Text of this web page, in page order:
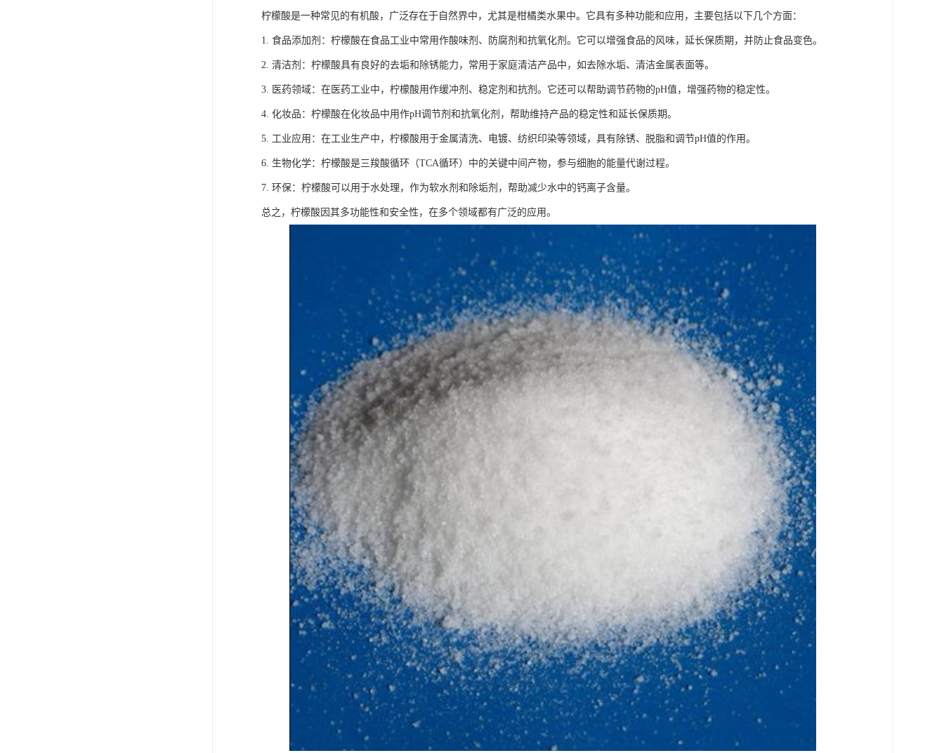
柠檬酸是一种常见的有机酸，广泛存在于自然界中，尤其是柑橘类水果中。它具有多种功能和应用，主要包括以下几个方面：
1. 食品添加剂：柠檬酸在食品工业中常用作酸味剂、防腐剂和抗氧化剂。它可以增强食品的风味，延长保质期，并防止食品变色。
2. 清洁剂：柠檬酸具有良好的去垢和除锈能力，常用于家庭清洁产品中，如去除水垢、清洁金属表面等。
3. 医药领域：在医药工业中，柠檬酸用作缓冲剂、稳定剂和抗剂。它还可以帮助调节药物的pH值，增强药物的稳定性。
4. 化妆品：柠檬酸在化妆品中用作pH调节剂和抗氧化剂，帮助维持产品的稳定性和延长保质期。
5. 工业应用：在工业生产中，柠檬酸用于金属清洗、电镀、纺织印染等领域，具有除锈、脱脂和调节pH值的作用。
6. 生物化学：柠檬酸是三羧酸循环（TCA循环）中的关键中间产物，参与细胞的能量代谢过程。
7. 环保：柠檬酸可以用于水处理，作为软水剂和除垢剂，帮助减少水中的钙离子含量。
总之，柠檬酸因其多功能性和安全性，在多个领域都有广泛的应用。